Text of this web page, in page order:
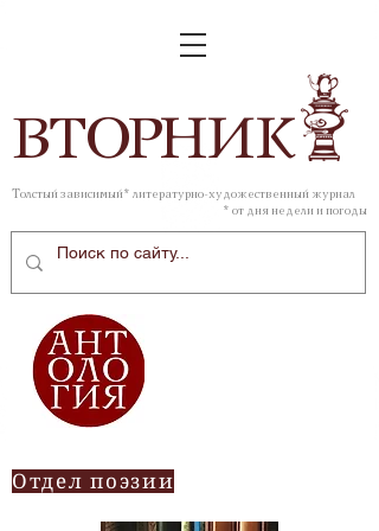
ВТОРНИК
Толстый зависимый* литературно-художественный журнал
* от дня недели и погоды
Отдел поэзии